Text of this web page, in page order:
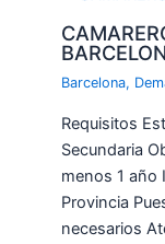
Barcelona,
Requisitos
Secundaria
menos 1 año
Provincia
necesarios